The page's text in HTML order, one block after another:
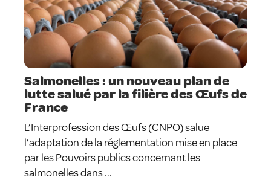
Salmonelles : un nouveau plan de
lutte salué par la filière des Œufs de
France
L’Interprofession des Œufs (CNPO) salue
l’adaptation de la réglementation mise en place
par les Pouvoirs publics concernant les
salmonelles dans ...